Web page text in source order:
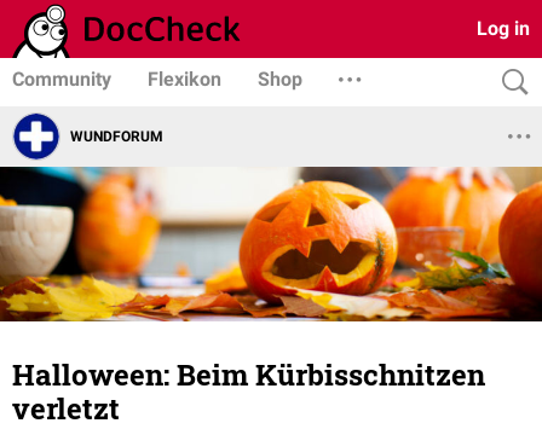
Log in
Community Flexikon Shop
WUNDFORUM
Halloween: Beim Kürbisschnitzen
verletzt